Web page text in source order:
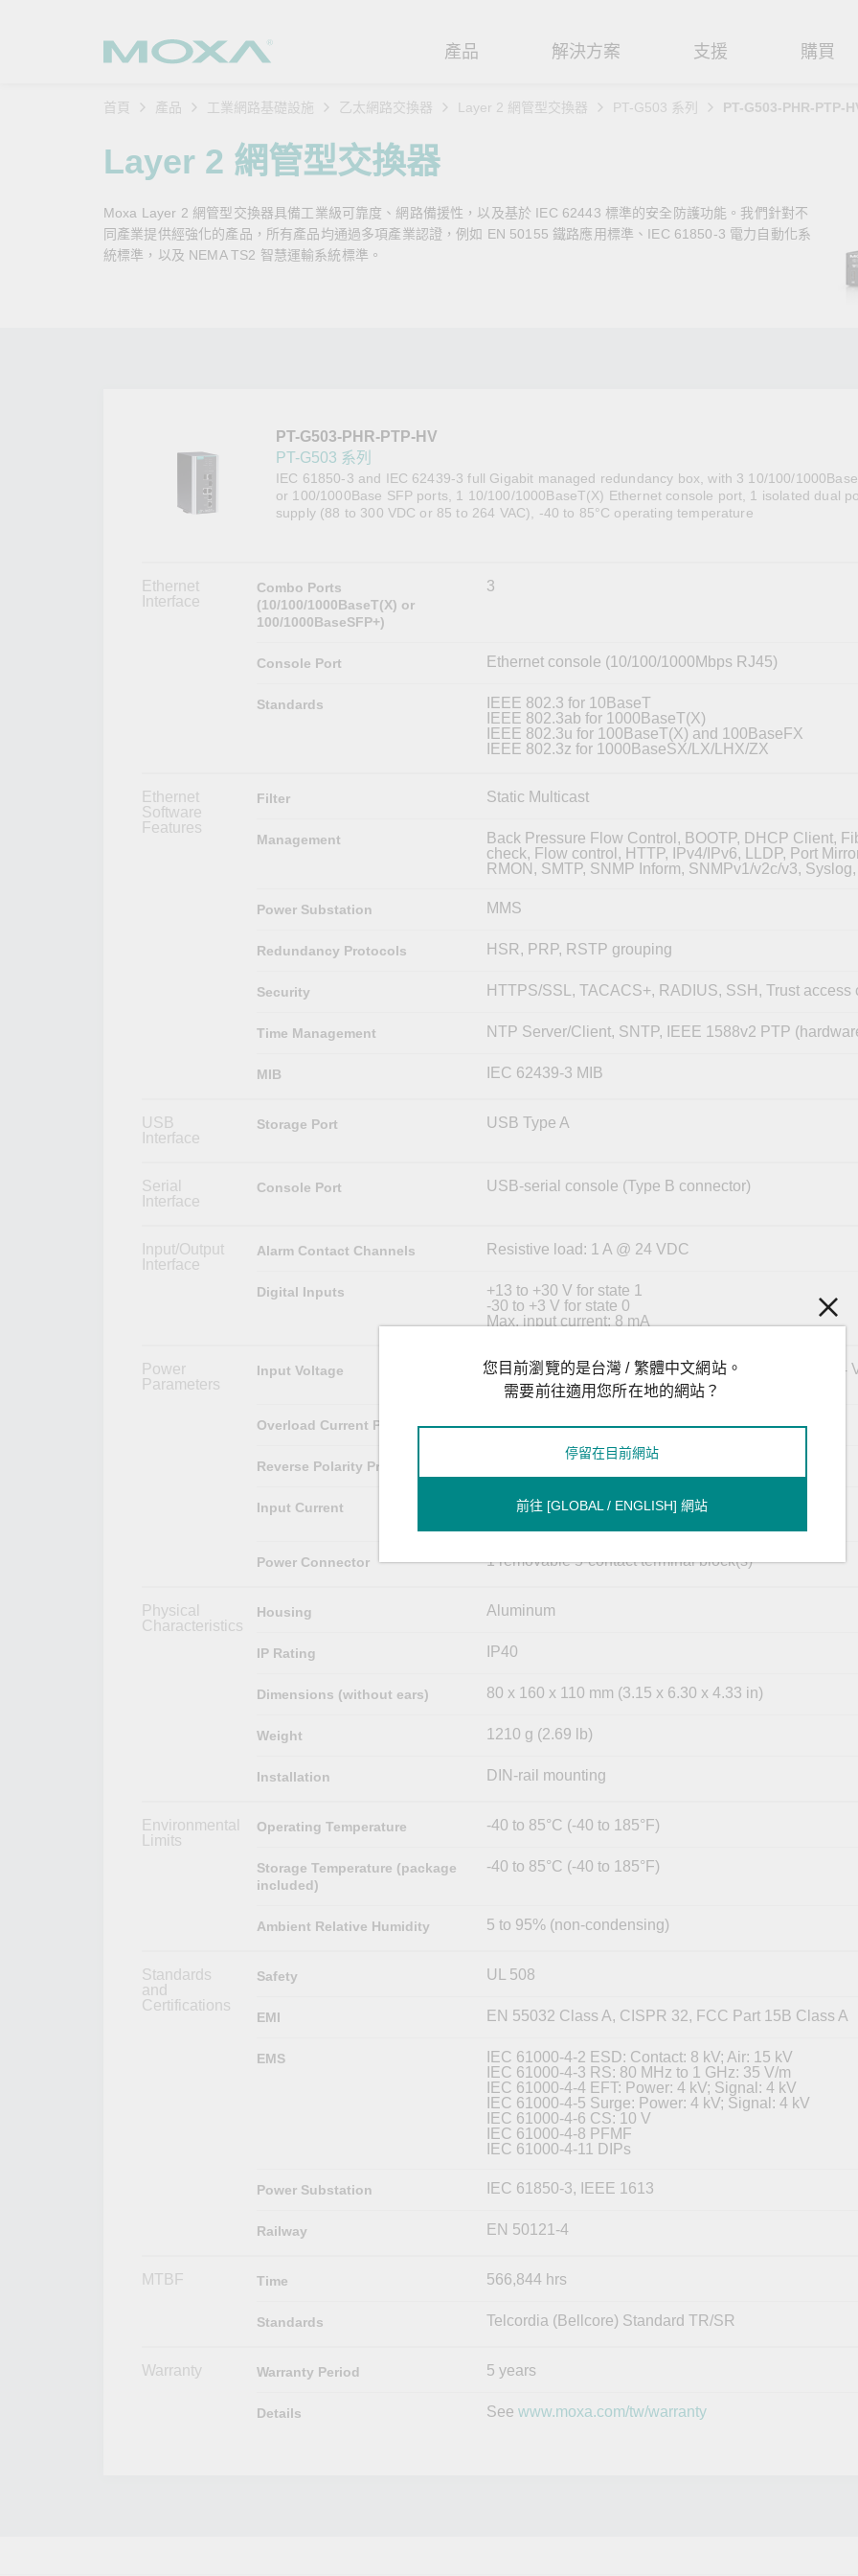
產品
工業網路基礎設施
安全路由器
無線 AP/橋接器/用戶端
串列轉接器
解決方案
產業聚焦
軌道運輸
電力能源
時效性網路 (TSN)
強化 OT 網路安全
閱讀更多網路安全專文以
專家對工業網路安全的見
支援
產品支援
產品 FAQs
安全公告
保固政策
購買
購買方式
關於我們
緣起與創新
客戶經驗與成功
創造永續價值
首頁 產品 工業網路基礎設施 乙太網路交換器 Layer 2 網管型交換器 PT-G503 系列 PT-G503-PHR-PTP-
Layer 2 網管型交換器
Moxa Layer 2 網管型交換器具備工業級可靠度、網路備援性，以及基於 IEC 62443 標準的安全防護功能。我們針對不
同產業提供經強化的產品，所有產品均通過多項產業認證，例如 EN 50155 鐵路應用標準、IEC 61850-3 電力自動化系
統標準，以及 NEMA TS2 智慧運輸系統標準。
PT-G503-PHR-PTP-HV
PT-G503 系列
IEC 61850-3 and IEC 62439-3 full Gigabit managed redundancy box, with 3 10/100/
or 100/1000Base SFP ports, 1 10/100/1000BaseT(X) Ethernet console port, 1 isolated dual
supply (88 to 300 VDC or 85 to 264 VAC), -40 to 85°C operating temperature
Ethernet
Interface
Combo Ports
(10/100/1000BaseT(X) or
100/1000BaseSFP+)
3
Console Port Ethernet console (10/100/1000Mbps RJ45)
Standards
IEEE 802.3 for 10BaseT
IEEE 802.3ab for 1000BaseT(X)
IEEE 802.3u for 100BaseT(X) and 100BaseFX
IEEE 802.3z for 1000BaseSX/LX/LHX/ZX
Ethernet
Software
Features
Filter Static Multicast
Management
Back Pressure Flow Control, BOOTP, DHCP Client,
check, Flow control, HTTP, IPv4/IPv6, LLDP, Port
RMON, SMTP, SNMP Inform, SNMPv1/v2c/v3,
Power Substation MMS
Redundancy Protocols HSR, PRP, RSTP grouping
Security HTTPS/SSL, TACACS+, RADIUS, SSH, Trust access
Time Management NTP Server/Client, SNTP, IEEE 1588v2 PTP
MIB IEC 62439-3 MIB
USB
Interface
Storage Port USB Type A
Serial
Interface
Console Port USB-serial console (Type B connector)
Input/Output
Interface
Alarm Contact Channels Resistive load: 1 A @ 24 VDC
Digital Inputs
+13 to +30 V for state 1
-30 to +3 V for state 0
Max. input current: 8 mA
Power
Parameters
Input Voltage
Redundant dual inputs, 110/220 VAC/VDC (85 to 264
to 300 VDC)
Overload Current Protection Supported
Reverse Polarity Protection
Input Current
0.260/0.170 A @ 110/220 VAC
Power Connector 1 removable 5-contact terminal block(s)
Physical
Characteristics
Housing Aluminum
IP Rating IP40
Dimensions (without ears) 80 x 160 x 110 mm (3.15 x 6.30 x 4.33 in)
Weight 1210 g (2.69 lb)
Installation DIN-rail mounting
Environmental
Limits
Operating Temperature -40 to 85°C (-40 to 185°F)
Storage Temperature (package
included)
-40 to 85°C (-40 to 185°F)
Ambient Relative Humidity 5 to 95% (non-condensing)
Standards
and
Certifications
Safety UL 508
EMI EN 55032 Class A, CISPR 32, FCC Part 15B Class A
EMS
IEC 61000-4-2 ESD: Contact: 8 kV; Air: 15 kV
IEC 61000-4-3 RS: 80 MHz to 1 GHz: 35 V/m
IEC 61000-4-4 EFT: Power: 4 kV; Signal: 4 kV
IEC 61000-4-5 Surge: Power: 4 kV; Signal: 4 kV
IEC 61000-4-6 CS: 10 V
IEC 61000-4-8 PFMF
IEC 61000-4-11 DIPs
Power Substation IEC 61850-3, IEEE 1613
Railway EN 50121-4
MTBF Time 566,844 hrs
Standards Telcordia (Bellcore) Standard TR/SR
Warranty Warranty Period 5 years
Details See www.moxa.com/tw/warranty
您目前瀏覽的是台灣 / 繁體中文網站。
需要前往適用您所在地的網站？
停留在目前網站
前往 [GLOBAL / ENGLISH] 網站